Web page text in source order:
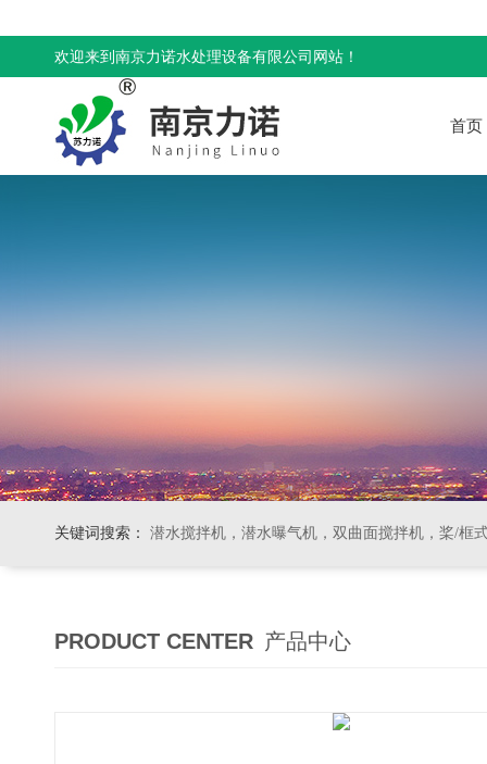
欢迎来到南京力诺水处理设备有限公司网站！
首页
关键词搜索： 潜水搅拌机，潜水曝气机，双曲面搅拌机，桨/框式搅拌
PRODUCT CENTER 产品中心